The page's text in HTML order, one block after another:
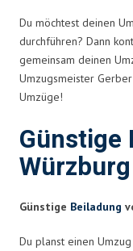
Du möchtest deinen
durchführen? Dann
gemeinsam deinen
Umzugsmeister
Umzüge!
Günstige
Günstige Beiladung
Du planst einen